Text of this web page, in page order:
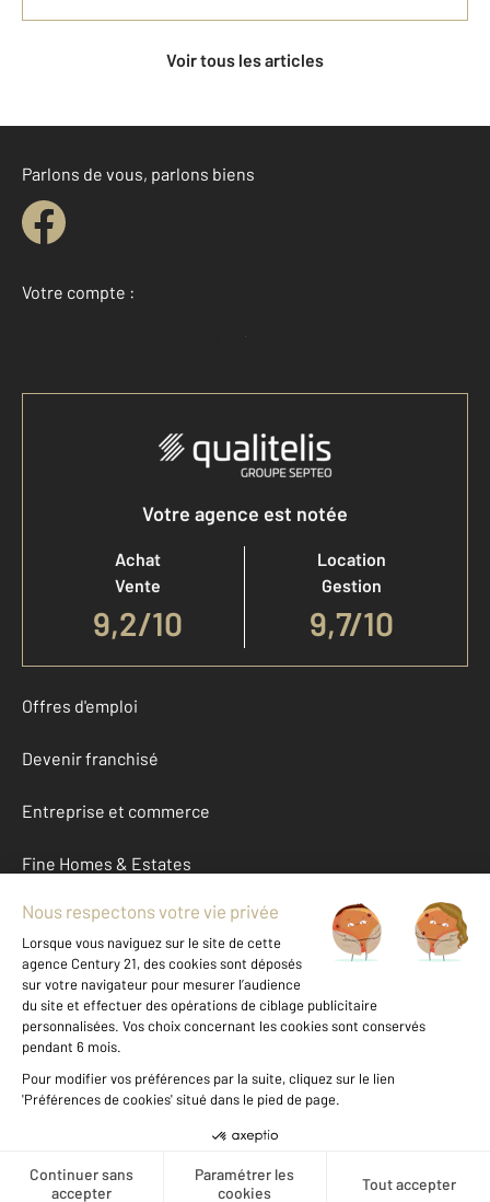
Voir tous les articles
Parlons de vous, parlons biens
Votre compte :
Accéder à mon compte
Votre agence est notée
Achat
Vente
9,2/10
Location
Gestion
9,7/10
Offres d'emploi
Devenir franchisé
Entreprise et commerce
Fine Homes & Estates
À propos
International
Nous contacter
Données personnelles
Gestionnaire des cookies